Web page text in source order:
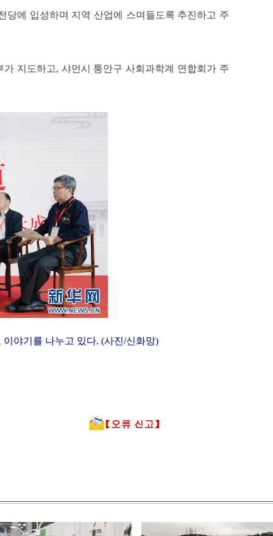
에 입성하며 지역 산업에 스며들도록 추진하고 주
지도하고, 샤먼시 퉁안구 사회과학계 연합회가 주
야기를 나누고 있다. (사진/신화망)